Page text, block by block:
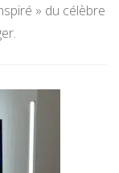
» du célèbre